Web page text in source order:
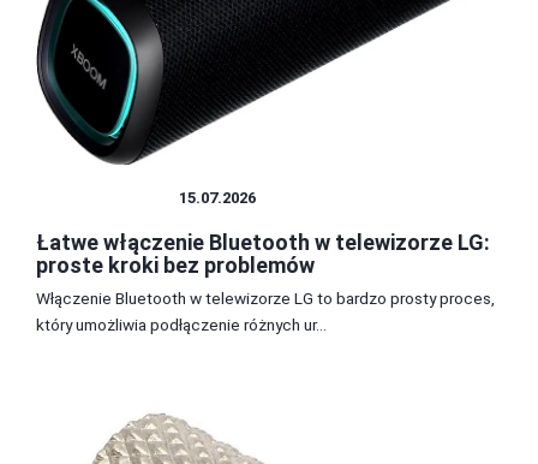
15.07.2026
Łatwe włączenie Bluetooth w telewizorze LG:
proste kroki bez problemów
Włączenie Bluetooth w telewizorze LG to bardzo prosty proces,
który umożliwia podłączenie różnych ur...